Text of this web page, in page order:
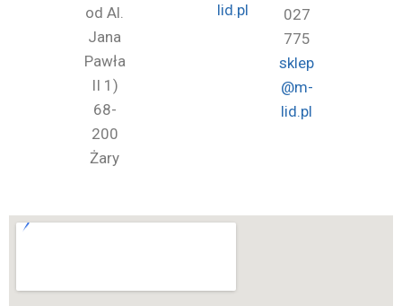
od Al.
Jana
Pawła
II 1)
68-
200
Żary
lid.pl
027
775
sklep
@m-
lid.pl